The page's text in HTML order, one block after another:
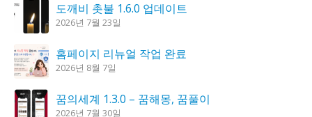
도깨비 촛불 1.6.0 업데이트
2026년 7월 23일
홈페이지 리뉴얼 작업 완료
2026년 8월 7일
꿈의세계 1.3.0 – 꿈해몽, 꿈풀이
2026년 7월 30일